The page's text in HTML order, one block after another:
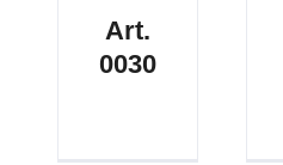
Art.
0030